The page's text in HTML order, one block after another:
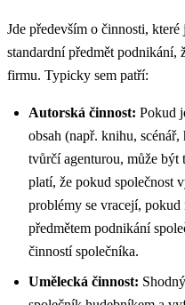
Jde především o činnosti,
standardní předmět podnikání,
firmu. Typicky sem patří:
Autorská činnost: Pokud
obsah (např. knihu,
tvůrčí agenturou, může být
platí, že pokud společnost
problémy se vracejí, pokud
předmětem podnikání
činností společníka.
Umělecká činnost: